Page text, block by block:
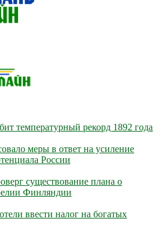
температурный рекорд 1892 года
меры в ответ на усиление
России
существование плана о
Финляндии
ввести налог на богатых